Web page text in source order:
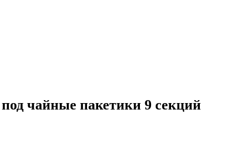
чайные пакетики 9 секций